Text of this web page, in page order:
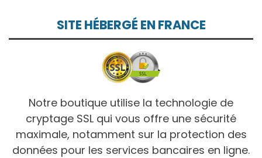
SITE HÉBERGÉ EN FRANCE
Notre boutique utilise la technologie de
cryptage SSL qui vous offre une sécurité
maximale, notamment sur la protection des
données pour les services bancaires en ligne.